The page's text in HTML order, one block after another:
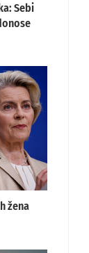
Sebi
žena